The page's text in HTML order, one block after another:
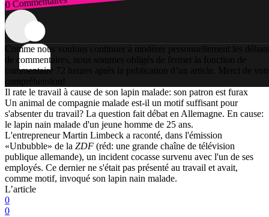
Connexion
Comme nous voulons continuer à modérer personnellement les débats
de commentaires, nous sommes obligés de fermer la fonction de
commentaire 72 heures après la publication d’un article. Merci de
compréhension!
Il rate le travail à cause de son lapin malade: son patron est furax
Un animal de compagnie malade est-il un motif suffisant pour
s'absenter du travail? La question fait débat en Allemagne. En cause:
le lapin nain malade d'un jeune homme de 25 ans.
L'entrepreneur Martin Limbeck a raconté, dans l'émission
«Unbubble» de la ZDF (réd: une grande chaîne de télévision
publique allemande), un incident cocasse survenu avec l'un de ses
employés. Ce dernier ne s'était pas présenté au travail et avait,
comme motif, invoqué son lapin nain malade.
L’article
0
0